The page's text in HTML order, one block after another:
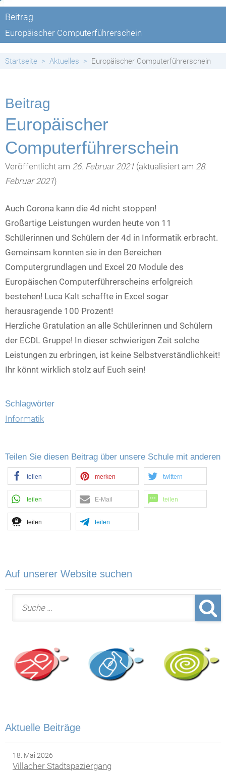
Beitrag
Europäischer Computerführerschein
Startseite Aktuelles Europäischer Computerführerschein
Beitrag
Europäischer
Computerführerschein
Veröffentlicht am 26. Februar 2021 (aktualisiert am 28.
Februar 2021)
Auch Corona kann die 4d nicht stoppen!
Großartige Leistungen wurden heute von 11
Schülerinnen und Schülern der 4d in Informatik erbracht.
Gemeinsam konnten sie in den Bereichen
Computergrundlagen und Excel 20 Module des
Europäischen Computerführerscheins erfolgreich
bestehen! Luca Kalt schaffte in Excel sogar
herausragende 100 Prozent!
Herzliche Gratulation an alle Schülerinnen und Schülern
der ECDL Gruppe! In dieser schwierigen Zeit solche
Leistungen zu erbringen, ist keine Selbstverständlichkeit!
Ihr könnt wirklich stolz auf Euch sein!
Schlagwörter
Informatik
Teilen Sie diesen Beitrag über unsere Schule mit anderen
teilen merken twittern
teilen E-Mail teilen
teilen teilen
Auf unserer Website suchen
Suche nach:
Aktuelle Beiträge
18. Mai 2026
Villacher Stadtspaziergang